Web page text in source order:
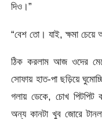
দিও।”
“বেশ তো। যাই, ক্ষমা
ঠিক করলাম আজ ওদের
সোফায় হাত-পা ছড়িয়ে
গলায় ডেকে, চোখ
অন্য কানটা খুব জোরে